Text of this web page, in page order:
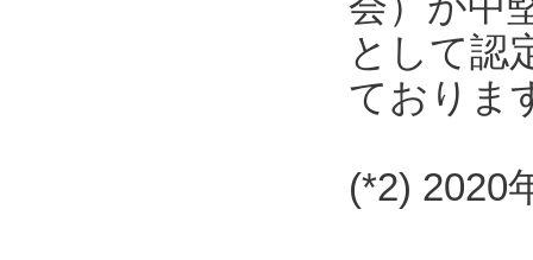
として認
ておりま
(*2) 2020